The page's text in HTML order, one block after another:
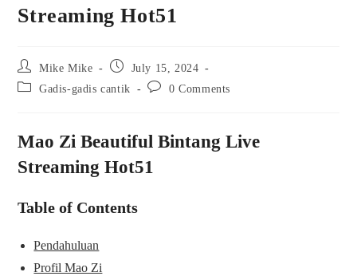
Streaming Hot51
Post
author:
Mike Mike
Post
published:
July 15, 2024
Post Gadis-gadis cantik
Post 0 Comments
Mao Zi Beautiful Bintang Live
Streaming Hot51
Table of Contents
Pendahuluan
Profil Mao Zi